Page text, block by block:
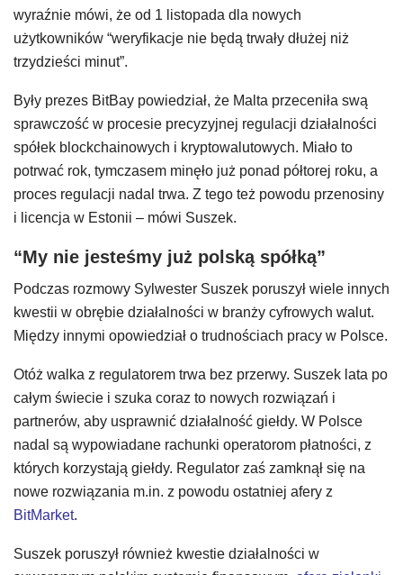
wyraźnie mówi, że od 1 listopada dla nowych
użytkowników “weryfikacje nie będą trwały dłużej niż
trzydzieści minut”.
Były prezes BitBay powiedział, że Malta przeceniła swą
sprawczość w procesie precyzyjnej regulacji działalności
spółek blockchainowych i kryptowalutowych. Miało to
potrwać rok, tymczasem minęło już ponad półtorej roku, a
proces regulacji nadal trwa. Z tego też powodu przenosiny
i licencja w Estonii – mówi Suszek.
“My nie jesteśmy już polską spółką”
Podczas rozmowy Sylwester Suszek poruszył wiele innych
kwestii w obrębie działalności w branży cyfrowych walut.
Między innymi opowiedział o trudnościach pracy w Polsce.
Otóż walka z regulatorem trwa bez przerwy. Suszek lata po
całym świecie i szuka coraz to nowych rozwiązań i
partnerów, aby usprawnić działalność giełdy. W Polsce
nadal są wypowiadane rachunki operatorom płatności, z
których korzystają giełdy. Regulator zaś zamknął się na
nowe rozwiązania m.in. z powodu ostatniej afery z
BitMarket.
Suszek poruszył również kwestie działalności w